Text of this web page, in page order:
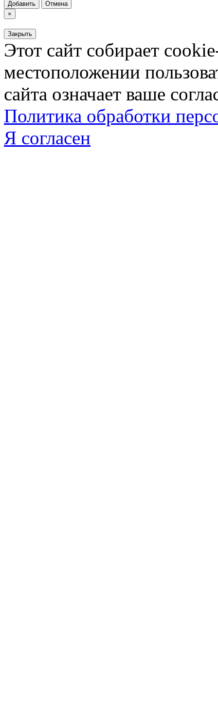
Добавить
Отмена
×
Закрыть
Этот сайт собирает
местоположении
сайта означает ваше
Политика обработки
Я согласен